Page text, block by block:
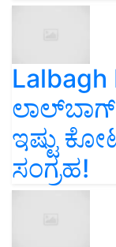
Lalbagh
ಲಾಲ್‌ಬಾಗ್
ಇಷ್ಟು
ಸಂಗ್ರಹ!